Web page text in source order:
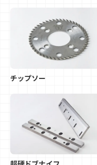
チップソー